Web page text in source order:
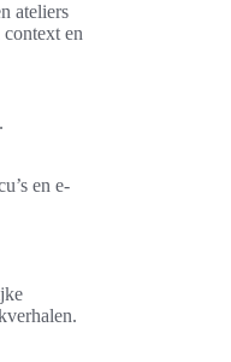
ateliers
en
en e-